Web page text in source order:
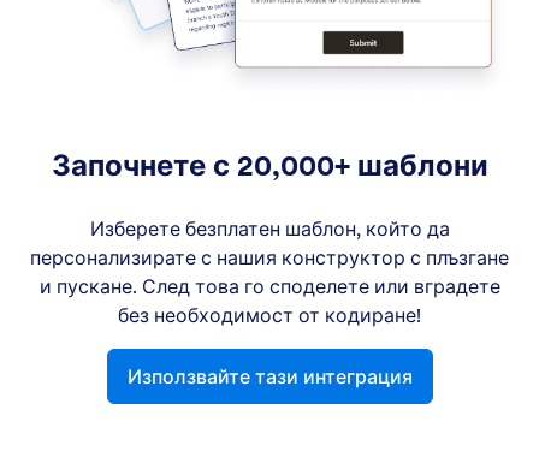
Започнете с 20,000+ шаблони
Изберете безплатен шаблон, който да
персонализирате с нашия конструктор с плъзгане
и пускане. След това го споделете или вградете
без необходимост от кодиране!
Използвайте тази интеграция